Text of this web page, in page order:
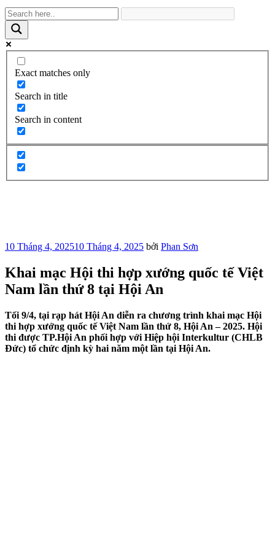
Exact matches only
Search in title
Search in content
Đăng
10 Tháng 4, 202510 Tháng 4, 2025 bởi Phan Sơn
Khai mạc Hội thi hợp xướng quốc tế Việt
Nam lần thứ 8 tại Hội An
Tối 9/4, tại rạp hát Hội An diễn ra chương trình khai mạc Hội
thi hợp xướng quốc tế Việt Nam lần thứ 8, Hội An – 2025. Hội
thi được TP.Hội An phối hợp với Hiệp hội Interkultur (CHLB
Đức) tổ chức định kỳ hai năm một lần tại Hội An.